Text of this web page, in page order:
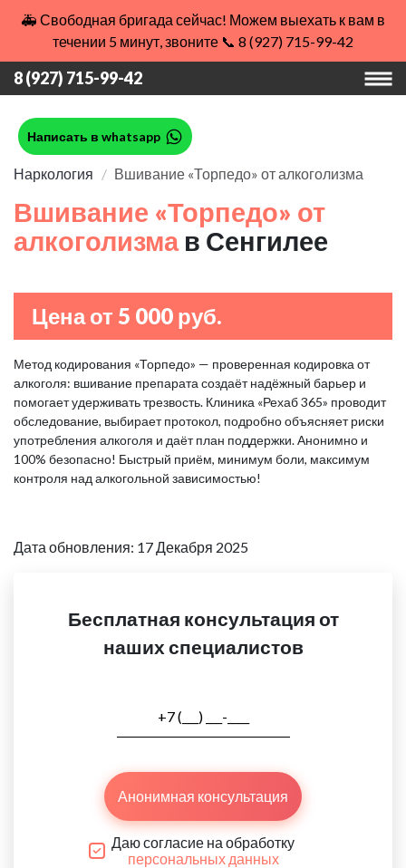
🚑 Свободная бригада сейчас! Можем выехать к вам в
течении 5 минут, звоните 📞 8 (927) 715-99-42
8 (927) 715-99-42
Написать в whatsapp
Наркология Вшивание «Торпедо» от алкоголизма
Вшивание «Торпедо» от
алкоголизма в Сенгилее
Цена от 5 000 руб.
Метод кодирования «Торпедо» — проверенная кодировка от
алкоголя: вшивание препарата создаёт надёжный барьер и
помогает удерживать трезвость. Клиника «Рехаб 365» проводит
обследование, выбирает протокол, подробно объясняет риски
употребления алкоголя и даёт план поддержки. Анонимно и
100% безопасно! Быстрый приём, минимум боли, максимум
контроля над алкогольной зависимостью!
Дата обновления: 17 Декабря 2025
Бесплатная консультация от
наших специалистов
Анонимная консультация
Даю согласие на обработку
персональных данных